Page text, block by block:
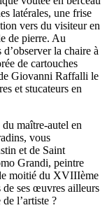
latérales, une frise
vers du visiteur en
de pierre. Au
la chaire à
de cartouches
Giovanni Raffalli le
et stucateurs en
maître-autel en
vous
et de Saint
Grandi, peintre
moitié du XVIIIème
de ses œuvres ailleurs
l’artiste ?